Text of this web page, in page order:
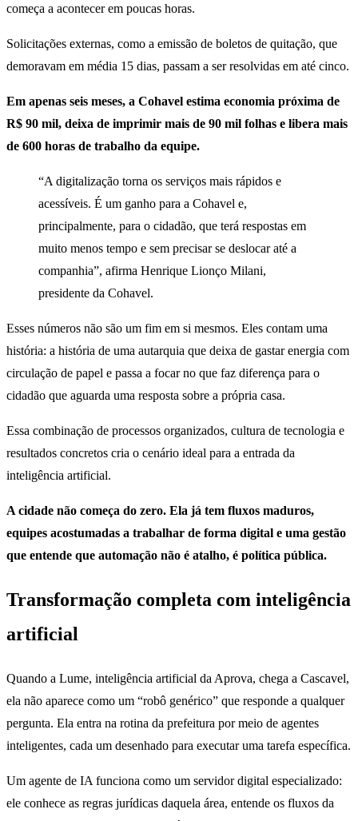
começa a acontecer em poucas horas.
Solicitações externas, como a emissão de boletos de quitação, que
demoravam em média 15 dias, passam a ser resolvidas em até cinco.
Em apenas seis meses, a Cohavel estima economia próxima de
R$ 90 mil, deixa de imprimir mais de 90 mil folhas e libera mais
de 600 horas de trabalho da equipe.
“A digitalização torna os serviços mais rápidos e
acessíveis. É um ganho para a Cohavel e,
principalmente, para o cidadão, que terá respostas em
muito menos tempo e sem precisar se deslocar até a
companhia”, afirma Henrique Lionço Milani,
presidente da Cohavel.
Esses números não são um fim em si mesmos. Eles contam uma
história: a história de uma autarquia que deixa de gastar energia com
circulação de papel e passa a focar no que faz diferença para o
cidadão que aguarda uma resposta sobre a própria casa.
Essa combinação de processos organizados, cultura de tecnologia e
resultados concretos cria o cenário ideal para a entrada da
inteligência artificial.
A cidade não começa do zero. Ela já tem fluxos maduros,
equipes acostumadas a trabalhar de forma digital e uma gestão
que entende que automação não é atalho, é política pública.
Transformação completa com inteligência
artificial
Quando a Lume, inteligência artificial da Aprova, chega a Cascavel,
ela não aparece como um “robô genérico” que responde a qualquer
pergunta. Ela entra na rotina da prefeitura por meio de agentes
inteligentes, cada um desenhado para executar uma tarefa específica.
Um agente de IA funciona como um servidor digital especializado:
ele conhece as regras jurídicas daquela área, entende os fluxos da